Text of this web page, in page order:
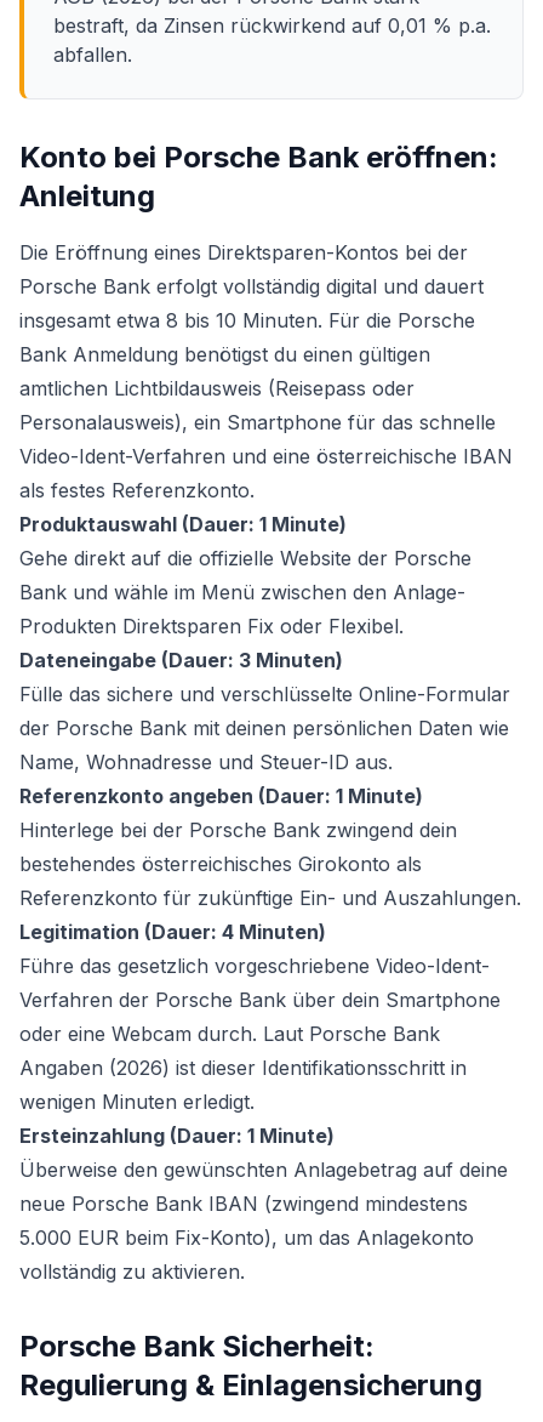
bestraft, da Zinsen rückwirkend auf 0,01 % p.a.
abfallen.
Konto bei Porsche Bank eröffnen:
Anleitung
Die Eröffnung eines Direktsparen-Kontos bei der
Porsche Bank erfolgt vollständig digital und dauert
insgesamt etwa 8 bis 10 Minuten. Für die Porsche
Bank Anmeldung benötigst du einen gültigen
amtlichen Lichtbildausweis (Reisepass oder
Personalausweis), ein Smartphone für das schnelle
Video-Ident-Verfahren und eine österreichische IBAN
als festes Referenzkonto.
Produktauswahl (Dauer: 1 Minute)
Gehe direkt auf die offizielle Website der Porsche
Bank und wähle im Menü zwischen den Anlage-
Produkten Direktsparen Fix oder Flexibel.
Dateneingabe (Dauer: 3 Minuten)
Fülle das sichere und verschlüsselte Online-Formular
der Porsche Bank mit deinen persönlichen Daten wie
Name, Wohnadresse und Steuer-ID aus.
Referenzkonto angeben (Dauer: 1 Minute)
Hinterlege bei der Porsche Bank zwingend dein
bestehendes österreichisches Girokonto als
Referenzkonto für zukünftige Ein- und Auszahlungen.
Legitimation (Dauer: 4 Minuten)
Führe das gesetzlich vorgeschriebene Video-Ident-
Verfahren der Porsche Bank über dein Smartphone
oder eine Webcam durch. Laut Porsche Bank
Angaben (2026) ist dieser Identifikationsschritt in
wenigen Minuten erledigt.
Ersteinzahlung (Dauer: 1 Minute)
Überweise den gewünschten Anlagebetrag auf deine
neue Porsche Bank IBAN (zwingend mindestens
5.000 EUR beim Fix-Konto), um das Anlagekonto
vollständig zu aktivieren.
Porsche Bank Sicherheit:
Regulierung & Einlagensicherung